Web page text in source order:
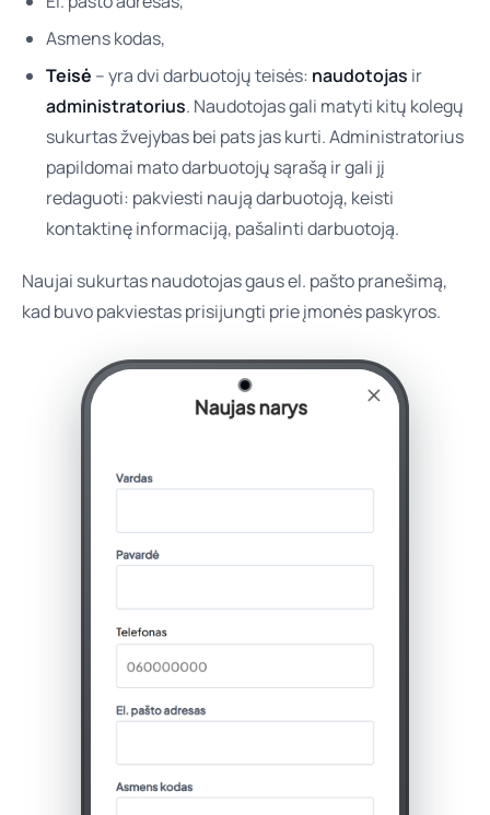
Asmens kodas,
Teisė – yra dvi darbuotojų teisės: naudotojas ir
administratorius. Naudotojas gali matyti kitų kolegų
sukurtas žvejybas bei pats jas kurti. Administratorius
papildomai mato darbuotojų sąrašą ir gali jį
redaguoti: pakviesti naują darbuotoją, keisti
kontaktinę informaciją, pašalinti darbuotoją.
Naujai sukurtas naudotojas gaus el. pašto pranešimą,
kad buvo pakviestas prisijungti prie įmonės paskyros.